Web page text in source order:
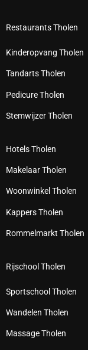
Restaurants Tholen
Kinderopvang Tholen
Tandarts Tholen
Pedicure Tholen
Stemwijzer Tholen
Hotels Tholen
Makelaar Tholen
Woonwinkel Tholen
Kappers Tholen
Rommelmarkt Tholen
Rijschool Tholen
Sportschool Tholen
Wandelen Tholen
Massage Tholen